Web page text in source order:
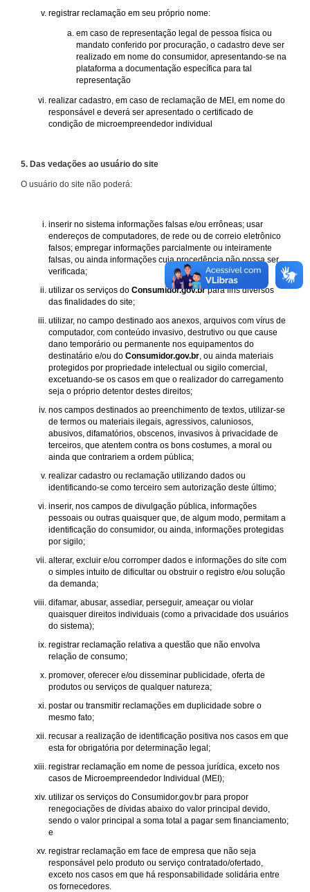
registrar reclamação em seu próprio nome:
em caso de representação legal de pessoa física ou
mandato conferido por procuração, o cadastro deve ser
realizado em nome do consumidor, apresentando-se na
plataforma a documentação específica para tal
representação
realizar cadastro, em caso de reclamação de MEI, em nome do
responsável e deverá ser apresentado o certificado de
condição de microempreendedor individual
5. Das vedações ao usuário do site
O usuário do site não poderá:
inserir no sistema informações falsas e/ou errôneas; usar
endereços de computadores, de rede ou de correio eletrônico
falsos; empregar informações parcialmente ou inteiramente
falsas, ou ainda informações cuja procedência não possa ser
verificada;
utilizar os serviços do Consumidor.gov.brpara fins diversos
das finalidades do site;
utilizar, no campo destinado aos anexos, arquivos com vírus de
computador, com conteúdo invasivo, destrutivo ou que cause
dano temporário ou permanente nos equipamentos do
destinatário e/ou do Consumidor.gov.br , ou ainda materiais
protegidos por propriedade intelectual ou sigilo comercial,
excetuando-se os casos em que o realizador do carregamento
seja o próprio detentor destes direitos;
nos campos destinados ao preenchimento de textos, utilizar-se
de termos ou materiais ilegais, agressivos, caluniosos,
abusivos, difamatórios, obscenos, invasivos à privacidade de
terceiros, que atentem contra os bons costumes, a moral ou
ainda que contrariem a ordem pública;
realizar cadastro ou reclamação utilizando dados ou
identificando-se como terceiro sem autorização deste último;
inserir, nos campos de divulgação pública, informações
pessoais ou outras quaisquer que, de algum modo, permitam a
identificação do consumidor, ou ainda, informações protegidas
por sigilo;
alterar, excluir e/ou corromper dados e informações do site com
o simples intuito de dificultar ou obstruir o registro e/ou solução
da demanda;
difamar, abusar, assediar, perseguir, ameaçar ou violar
quaisquer direitos individuais (como a privacidade dos usuários
do sistema);
registrar reclamação relativa a questão que não envolva
relação de consumo;
promover, oferecer e/ou disseminar publicidade, oferta de
produtos ou serviços de qualquer natureza;
postar ou transmitir reclamações em duplicidade sobre o
mesmo fato;
recusar a realização de identificação positiva nos casos em que
esta for obrigatória por determinação legal;
registrar reclamação em nome de pessoa jurídica, exceto nos
casos de Microempreendedor Individual (MEI);
utilizar os serviços do Consumidor.gov.br para propor
renegociações de dívidas abaixo do valor principal devido,
sendo o valor principal a soma total a pagar sem financiamento;
e
registrar reclamação em face de empresa que não seja
responsável pelo produto ou serviço contratado/ofertado,
exceto nos casos em que há responsabilidade solidária entre
os fornecedores.